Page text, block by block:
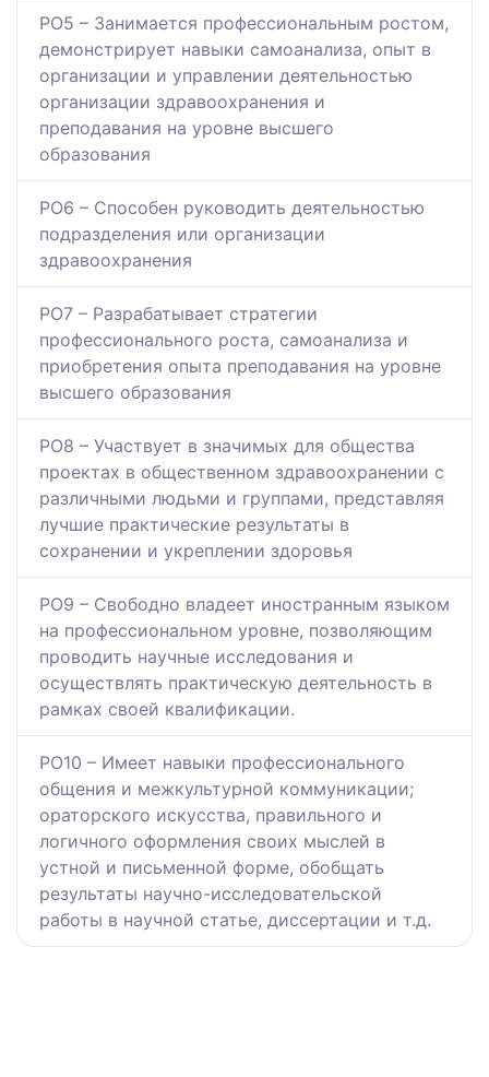
РО5 – Занимается профессиональным ростом,
демонстрирует навыки самоанализа, опыт в
организации и управлении деятельностью
организации здравоохранения и
преподавания на уровне высшего
образования
РО6 – Способен руководить деятельностью
подразделения или организации
здравоохранения
РО7 – Разрабатывает стратегии
профессионального роста, самоанализа и
приобретения опыта преподавания на уровне
высшего образования
РО8 – Участвует в значимых для общества
проектах в общественном здравоохранении с
различными людьми и группами, представляя
лучшие практические результаты в
сохранении и укреплении здоровья
РО9 – Свободно владеет иностранным языком
на профессиональном уровне, позволяющим
проводить научные исследования и
осуществлять практическую деятельность в
рамках своей квалификации.
РО10 – Имеет навыки профессионального
общения и межкультурной коммуникации;
ораторского искусства, правильного и
логичного оформления своих мыслей в
устной и письменной форме, обобщать
результаты научно-исследовательской
работы в научной статье, диссертации и т.д.